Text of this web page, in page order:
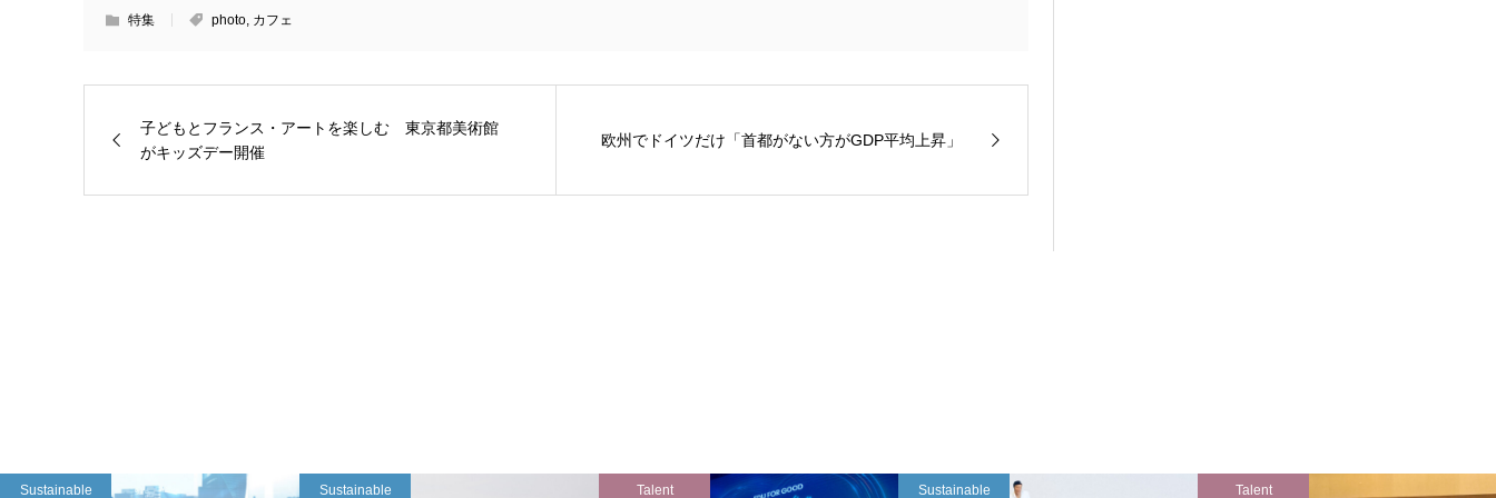
特集 photo, カフェ
子どもとフランス・アートを楽しむ 東京都美術館
がキッズデー開催
欧州でドイツだけ「首都がない方がGDP平均上昇」
Sustainable Sustainable Talent Sustainable Talent